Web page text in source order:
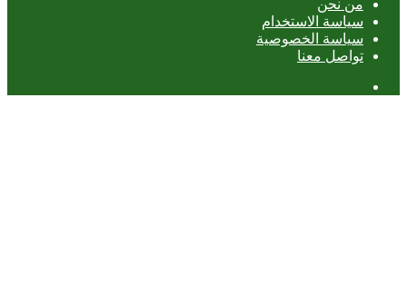
من نحن
سياسة الاستخدام
سياسة الخصوصية
تواصل معنا